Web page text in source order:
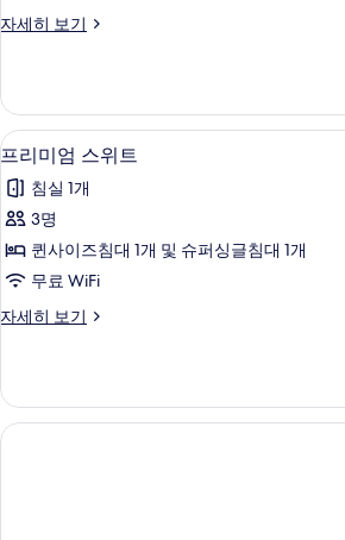
진
두
보
기
자세히 보기
코
트
자
세
보
기
프
리
미
엄
스
트
진
모
프리미엄
13
프리미엄 스위트
침실 1개
3명
퀸사이즈침대 1개 및 슈퍼싱글침대 1개
무료 WiFi
자세히 보기
프
스
위
트